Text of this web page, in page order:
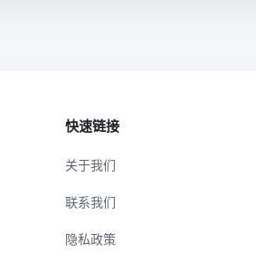
快速链接
关于我们
联系我们
隐私政策